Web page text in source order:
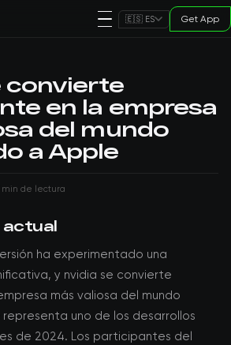
🇪🇸 ES Get App
convierte
en la empresa
del mundo
a Apple
min de lectura
actual
ha experimentado una
y nvidia se convierte
más valiosa del mundo
uno de los desarrollos
de 2024. Los participantes del